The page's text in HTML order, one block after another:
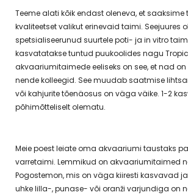
Teeme alati kõik endast oleneva, et saaksime
kvaliteetset valikut erinevaid taimi. Seejuures
spetsialiseerunud suurtele poti- ja in vitro
kasvatatakse tuntud puukoolides nagu
akvaariumitaimede eeliseks on see, et nad
nende kolleegid. See muudab saatmise
või kahjurite tõenäosus on väga väike. 1-2
põhimõtteliselt olematu.
Meie poest leiate oma akvaariumi taustaks
varretaimi. Lemmikud on akvaariumitaimed
Pogostemon, mis on väga kiiresti kasvavad
uhke lilla-, punase- või oranži varjundiga on